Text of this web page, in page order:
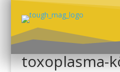
toxoplasma-